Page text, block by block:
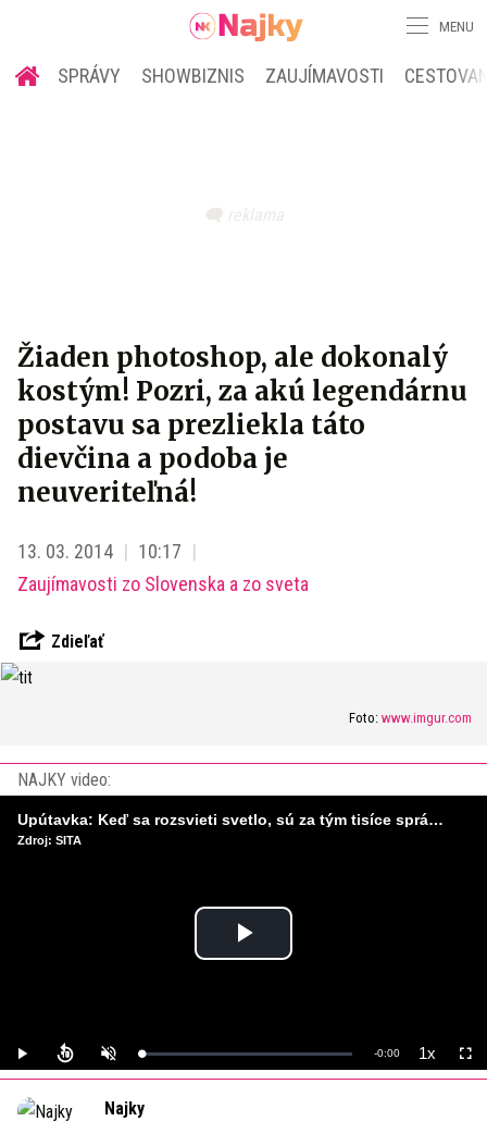
MENU
SPRÁVY SHOWBIZNIS ZAUJÍMAVOSTI
Žiaden photoshop, ale dokonalý
kostým! Pozri, za akú legendárnu
postavu sa prezliekla táto
dievčina a podoba je
neuveriteľná!
13. 03. 2014
10:17
Zaujímavosti zo Slovenska a zo sveta
Zdieľať
Foto: www.imgur.com
NAJKY video:
Play
Play UnmuteLoaded:
0%
Remaining
-0:00 1xPlayback
Rate
Upútavka: Keď sa rozsvieti svetlo, sú za tým tisíce správnych rozhodnutí. Ako vzniká infraštruktúra, ktorú nevnímame?
Zdroj: SITA
Najky